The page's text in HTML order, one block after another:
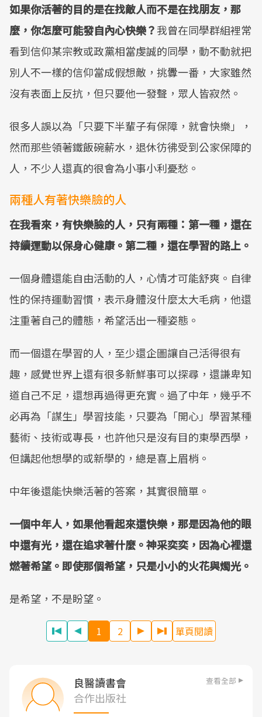
如果你活著的目的是在找敵人而不是在找朋友，那
麼，你怎麼可能發自內心快樂？我曾在同學群組裡常
看到信仰某宗教或政黨相當虔誠的同學，動不動就把
別人不一樣的信仰當成假想敵，挑釁一番，大家雖然
沒有表面上反抗，但只要他一發聲，眾人皆寂然。
很多人誤以為「只要下半輩子有保障，就會快樂」，
然而那些領著鐵飯碗薪水，退休彷彿受到公家保障的
人，不少人還真的很會為小事小利憂愁。
兩種人有著快樂臉的人
在我看來，有快樂臉的人，只有兩種：第一種，還在
持續運動以保身心健康。第二種，還在學習的路上。
一個身體還能自由活動的人，心情才可能舒爽。自律
性的保持運動習慣，表示身體沒什麼太大毛病，他還
注重著自己的體態，希望活出一種姿態。
而一個還在學習的人，至少還企圖讓自己活得很有
趣，感覺世界上還有很多新鮮事可以探尋，還謙卑知
道自己不足，還想再過得更充實。過了中年，幾乎不
必再為「謀生」學習技能，只要為「開心」學習某種
藝術、技術或專長，也許他只是沒有目的東學西學，
但講起他想學的或新學的，總是喜上眉梢。
中年後還能快樂活著的答案，其實很簡單。
一個中年人，如果他看起來還快樂，那是因為他的眼
中還有光，還在追求著什麼。神采奕奕，因為心裡還
燃著希望。即使那個希望，只是小小的火花與燭光。
是希望，不是盼望。
1 2 單頁閱讀
良醫讀書會 查看全部
合作出版社